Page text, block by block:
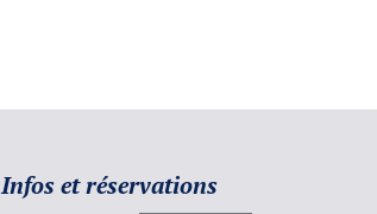
Infos et réservations